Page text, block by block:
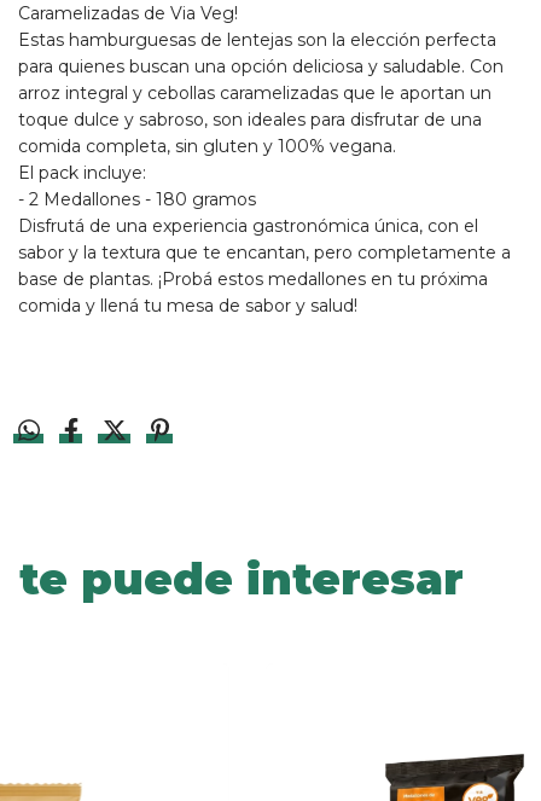
Caramelizadas de Via Veg!
Estas hamburguesas de lentejas son la elección perfecta
para quienes buscan una opción deliciosa y saludable. Con
arroz integral y cebollas caramelizadas que le aportan un
toque dulce y sabroso, son ideales para disfrutar de una
comida completa, sin gluten y 100% vegana.
El pack incluye:
- 2 Medallones - 180 gramos
Disfrutá de una experiencia gastronómica única, con el
sabor y la textura que te encantan, pero completamente a
base de plantas. ¡Probá estos medallones en tu próxima
comida y llená tu mesa de sabor y salud!
te puede interesar